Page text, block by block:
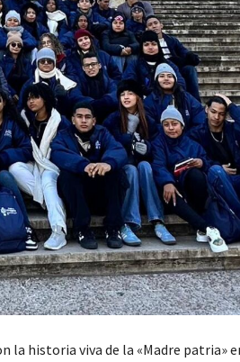
la historia viva de la «Madre patria»